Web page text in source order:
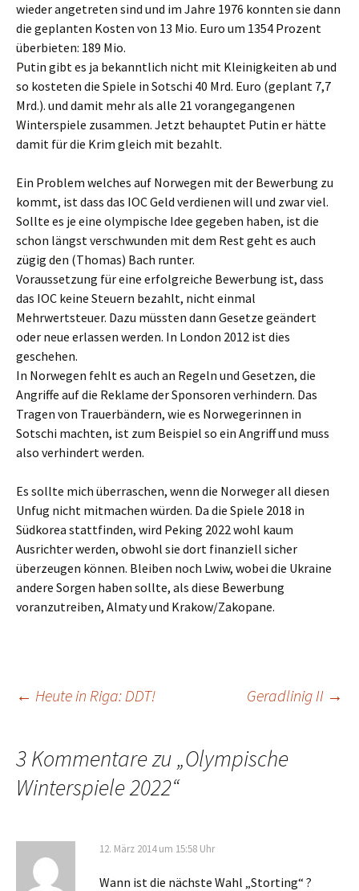
wieder angetreten sind und im Jahre 1976 konnten sie dann
die geplanten Kosten von 13 Mio. Euro um 1354 Prozent
überbieten: 189 Mio.
Putin gibt es ja bekanntlich nicht mit Kleinigkeiten ab und
so kosteten die Spiele in Sotschi 40 Mrd. Euro (geplant 7,7
Mrd.). und damit mehr als alle 21 vorangegangenen
Winterspiele zusammen. Jetzt behauptet Putin er hätte
damit für die Krim gleich mit bezahlt.
Ein Problem welches auf Norwegen mit der Bewerbung zu
kommt, ist dass das IOC Geld verdienen will und zwar viel.
Sollte es je eine olympische Idee gegeben haben, ist die
schon längst verschwunden mit dem Rest geht es auch
zügig den (Thomas) Bach runter.
Voraussetzung für eine erfolgreiche Bewerbung ist, dass
das IOC keine Steuern bezahlt, nicht einmal
Mehrwertsteuer. Dazu müssten dann Gesetze geändert
oder neue erlassen werden. In London 2012 ist dies
geschehen.
In Norwegen fehlt es auch an Regeln und Gesetzen, die
Angriffe auf die Reklame der Sponsoren verhindern. Das
Tragen von Trauerbändern, wie es Norwegerinnen in
Sotschi machten, ist zum Beispiel so ein Angriff und muss
also verhindert werden.
Es sollte mich überraschen, wenn die Norweger all diesen
Unfug nicht mitmachen würden. Da die Spiele 2018 in
Südkorea stattfinden, wird Peking 2022 wohl kaum
Ausrichter werden, obwohl sie dort finanziell sicher
überzeugen können. Bleiben noch Lwiw, wobei die Ukraine
andere Sorgen haben sollte, als diese Bewerbung
voranzutreiben, Almaty und Krakow/Zakopane.
Beitragsnavigation
← Heute in Riga: DDT! Geradlinig II →
3 Kommentare zu „Olympische
Winterspiele 2022“
12. März 2014 um 15:58 Uhr
Wann ist die nächste Wahl „Storting“ ?